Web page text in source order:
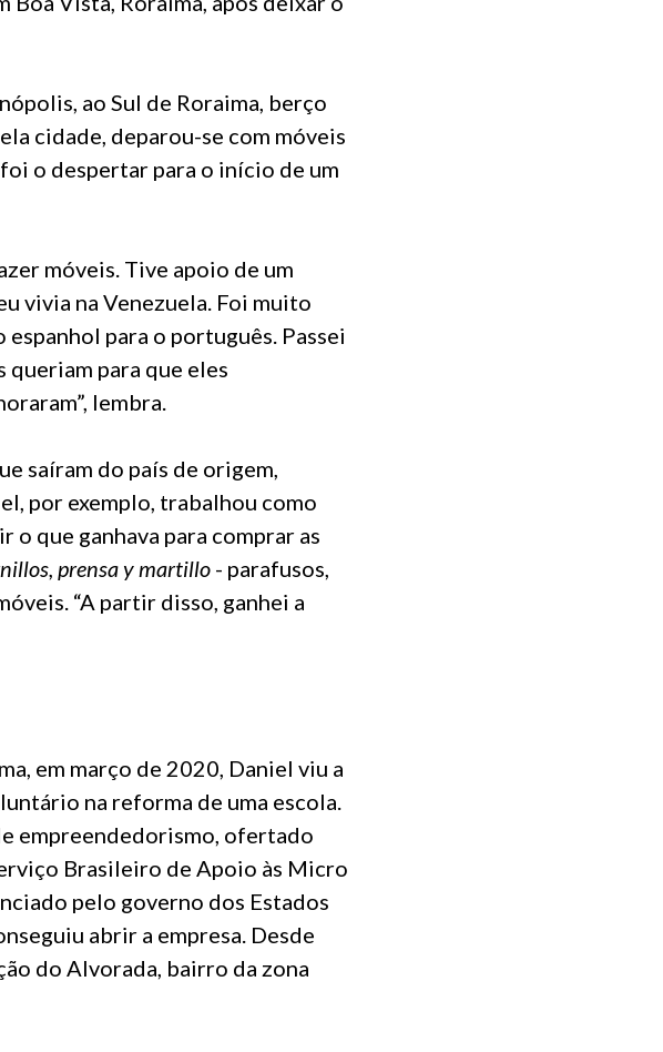
ao Sul de Roraima, berço
cidade, deparou-se com móveis
o despertar para o início de um
móveis. Tive apoio de um
vivia na Venezuela. Foi muito
para o português. Passei
queriam para que eles
lembra.
saíram do país de origem,
por exemplo, trabalhou como
que ganhava para comprar as
prensa y martillo - parafusos,
“A partir disso, ganhei a
em março de 2020, Daniel viu a
na reforma de uma escola.
empreendedorismo, ofertado
Brasileiro de Apoio às Micro
pelo governo dos Estados
abrir a empresa. Desde
do Alvorada, bairro da zona